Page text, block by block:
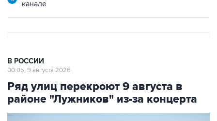
канале
В РОССИИ
00:05, 9 августа 2026
Ряд улиц перекроют 9 августа в
районе "Лужников" из-за концерта